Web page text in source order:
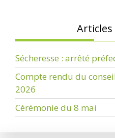
Sécheresse : arrêté
Compte rendu du
2026
Cérémonie du 8 mai